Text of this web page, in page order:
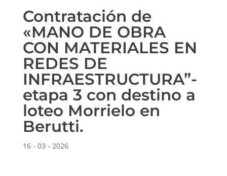
Contratación de
«MANO DE OBRA
CON MATERIALES EN
REDES DE
INFRAESTRUCTURA”-
etapa 3 con destino a
loteo Morrielo en
Berutti.
16 - 03 - 2026